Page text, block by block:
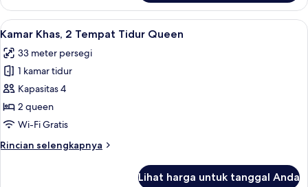
Kamar
Khas,
1
Tidur
King
Lihat
semua
foto
untuk
Kamar
Khas,
2
Tidur
Kamar Khas, 2 Tempat Tidur Queen
4
Kamar Khas, 2 Tempat Tidur Queen
33 meter persegi
1 kamar tidur
Kapasitas 4
2 queen
Wi-Fi Gratis
Rincian selengkapnya
Rincian
Lihat harga untuk tanggal Anda